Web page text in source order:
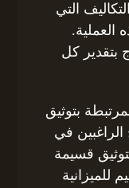
التي
العملية.
بتقدير كل
بتوثيق
في
قسيمة
للميزانية